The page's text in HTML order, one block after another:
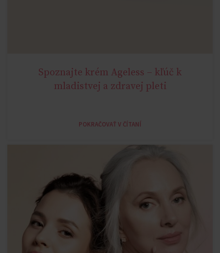
AGELESS
Spoznajte krém Ageless – kľúč k
mladistvej a zdravej pleti
POKRAČOVAŤ V ČÍTANÍ